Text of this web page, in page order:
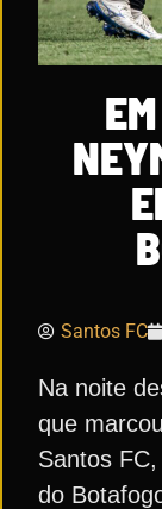
Santos FC
Na noite
que
Santos
do